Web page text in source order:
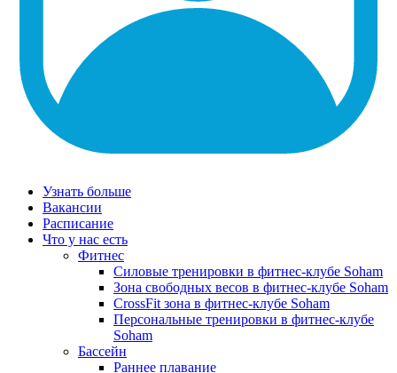
Узнать больше
Вакансии
Расписание
Что у нас есть
Фитнес
Силовые тренировки в фитнес-клубе Soham
Зона свободных весов в фитнес-клубе Soham
CrossFit зона в фитнес-клубе Soham
Персональные тренировки в фитнес-клубе
Soham
Бассейн
Раннее плавание